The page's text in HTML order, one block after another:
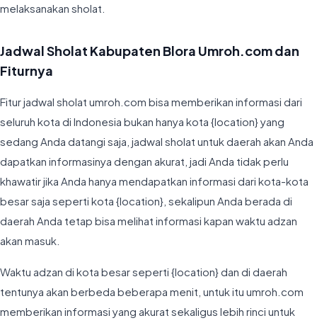
melaksanakan sholat.
Jadwal Sholat Kabupaten Blora Umroh.com dan
Fiturnya
Fitur jadwal sholat umroh.com bisa memberikan informasi dari
seluruh kota di Indonesia bukan hanya kota {location} yang
sedang Anda datangi saja, jadwal sholat untuk daerah akan Anda
dapatkan informasinya dengan akurat, jadi Anda tidak perlu
khawatir jika Anda hanya mendapatkan informasi dari kota-kota
besar saja seperti kota {location}, sekalipun Anda berada di
daerah Anda tetap bisa melihat informasi kapan waktu adzan
akan masuk.
Waktu adzan di kota besar seperti {location} dan di daerah
tentunya akan berbeda beberapa menit, untuk itu umroh.com
memberikan informasi yang akurat sekaligus lebih rinci untuk